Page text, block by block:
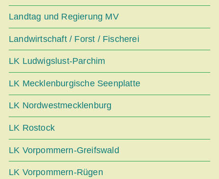
Landtag und Regierung MV
Landwirtschaft / Forst / Fischerei
LK Ludwigslust-Parchim
LK Mecklenburgische Seenplatte
LK Nordwestmecklenburg
LK Rostock
LK Vorpommern-Greifswald
LK Vorpommern-Rügen